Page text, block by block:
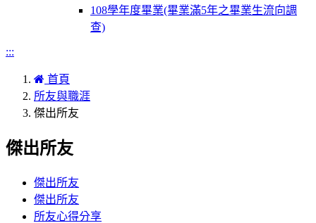
108學年度畢業(畢業滿5年之畢業生流向調
查)
:::
首頁
所友與職涯
傑出所友
傑出所友
傑出所友
傑出所友
所友心得分享